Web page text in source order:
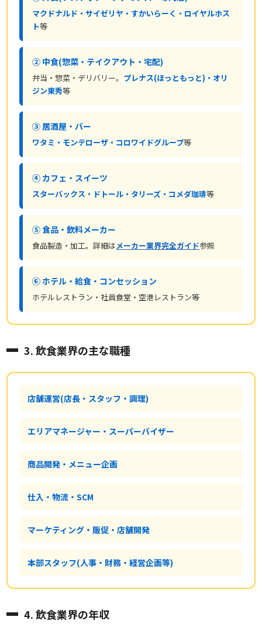
マクドナルド・サイゼリヤ・すかいらーく・ロイヤルホス
ト等
② 中食(惣菜・テイクアウト・宅配)
弁当・惣菜・デリバリー。 プレナス(ほっともっと)・オリ
ジン東秀等
③ 居酒屋・バー
ワタミ・モンテローザ・コロワイドグループ等
④ カフェ・スイーツ
スターバックス・ドトール・タリーズ・コメダ珈琲等
⑤ 食品・飲料メーカー
食品製造・加工。詳細はメーカー業界完全ガイド参照
⑥ ホテル・給食・コンセッション
ホテルレストラン・社員食堂・空港レストラン等
3. 飲食業界の主な職種
店舗運営(店長・スタッフ・調理)
エリアマネージャー・スーパーバイザー
商品開発・メニュー企画
仕入・物流・SCM
マーケティング・販促・店舗開発
本部スタッフ(人事・財務・経営企画等)
4. 飲食業界の年収